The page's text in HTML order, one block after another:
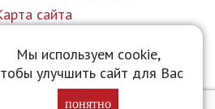
Мы используем cookie,
улучшить сайт для Вас
понятно
сайта
Холл © 2026 upiterhall.ru